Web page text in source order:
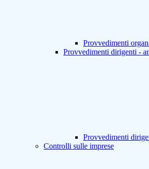
Provvedimenti
Provvedimenti dirigenti -
Provvedimenti
Controlli sulle imprese